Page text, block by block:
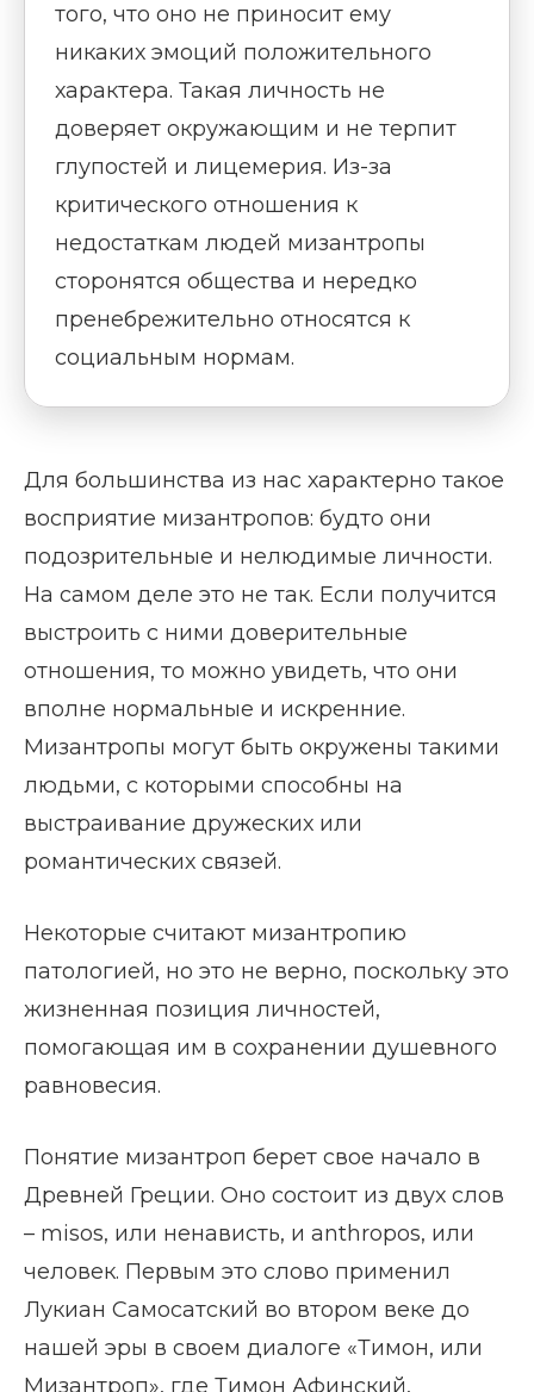
того, что оно не приносит ему
никаких эмоций положительного
характера. Такая личность не
доверяет окружающим и не терпит
глупостей и лицемерия. Из-за
критического отношения к
недостаткам людей мизантропы
сторонятся общества и нередко
пренебрежительно относятся к
социальным нормам.
Для большинства из нас характерно такое
восприятие мизантропов: будто они
подозрительные и нелюдимые личности.
На самом деле это не так. Если получится
выстроить с ними доверительные
отношения, то можно увидеть, что они
вполне нормальные и искренние.
Мизантропы могут быть окружены такими
людьми, с которыми способны на
выстраивание дружеских или
романтических связей.
Некоторые считают мизантропию
патологией, но это не верно, поскольку это
жизненная позиция личностей,
помогающая им в сохранении душевного
равновесия.
Понятие мизантроп берет свое начало в
Древней Греции. Оно состоит из двух слов
– misos, или ненависть, и anthropos, или
человек. Первым это слово применил
Лукиан Самосатский во втором веке до
нашей эры в своем диалоге «Тимон, или
Мизантроп», где Тимон Афинский,